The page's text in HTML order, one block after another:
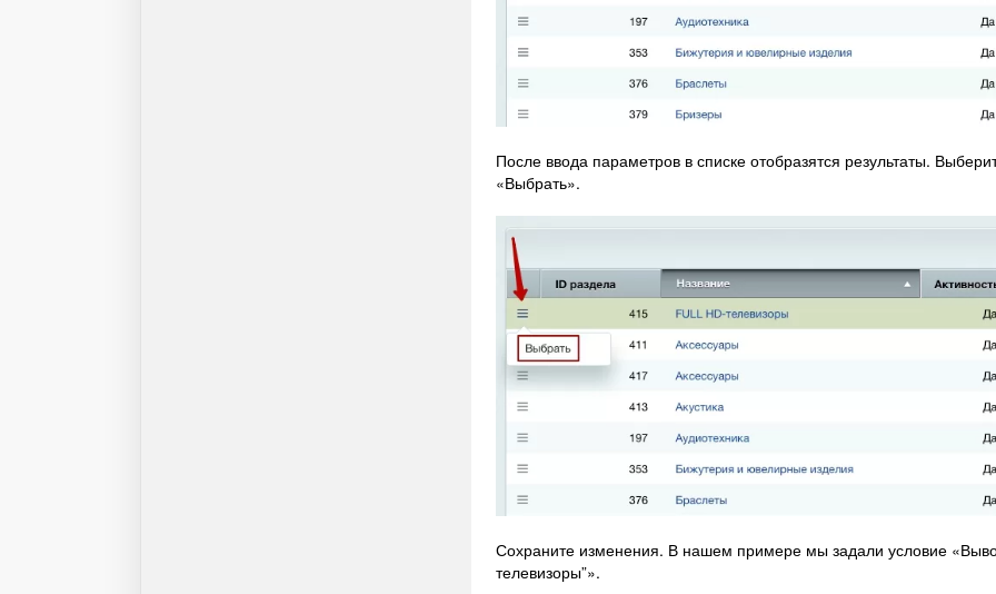
После ввода параметров в списке отобразятся результаты.
«Выбрать».
Сохраните изменения. В нашем примере мы задали условие
телевизоры”».